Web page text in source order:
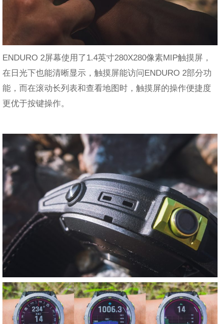
ENDURO 2屏幕使用了1.4英寸280X280像素MIP触摸屏，
在日光下也能清晰显示，触摸屏能访问ENDURO 2部分功
能，而在滚动长列表和查看地图时，触摸屏的操作便捷度
更优于按键操作。